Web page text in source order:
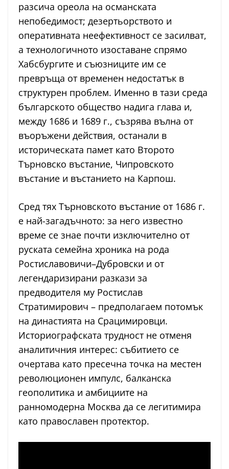
разсича ореола на османската
непобедимост; дезертьорството и
оперативната неефективност се засилват,
а технологичното изоставане спрямо
Хабсбургите и съюзниците им се
превръща от временен недостатък в
структурен проблем. Именно в тази среда
българското общество надига глава и,
между 1686 и 1689 г., съзрява вълна от
въоръжени действия, останали в
историческата памет като Второто
Търновско въстание, Чипровското
въстание и въстанието на Карпош.
Сред тях Търновското въстание от 1686 г.
е най-загадъчното: за него известно
време се знае почти изключително от
руската семейна хроника на рода
Ростиславовичи–Дубровски и от
легендаризирани разкази за
предводителя му Ростислав
Стратимирович – предполагаем потомък
на династията на Срацимировци.
Историографската трудност не отменя
аналитичния интерес: събитието се
очертава като пресечна точка на местен
революционен импулс, балканска
геополитика и амбициите на
ранномодерна Москва да се легитимира
като православен протектор.